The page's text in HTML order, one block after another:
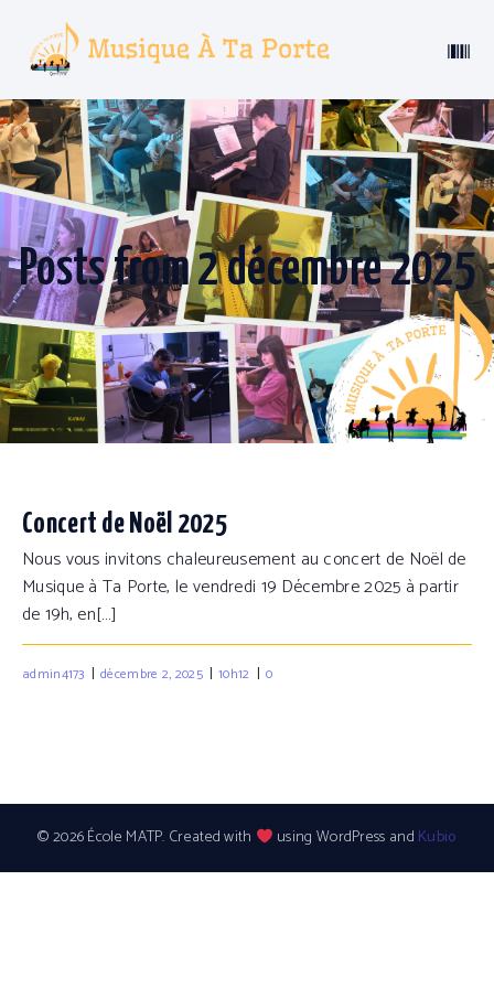
Posts from 2 décembre 2025
Concert de Noël 2025
Nous vous invitons chaleureusement au concert de Noël de
Musique à Ta Porte, le vendredi 19 Décembre 2025 à partir
de 19h, en[…]
admin4173 | décembre 2, 2025 | 10h12 | 0
© 2026 École MATP. Created with using WordPress and Kubio